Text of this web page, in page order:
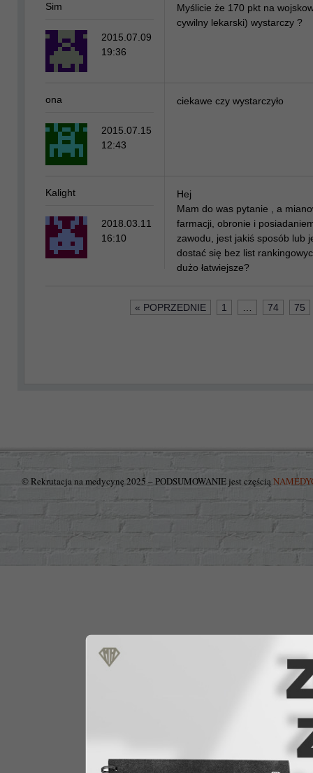
Myślicie że 170 pkt na
cywilny lekarski) wystarczy ?
Sim
2015.07.09
19:36
ciekawe czy wystarczyło
ona
2015.07.15
12:43
Hej
Mam do was pytanie , a
farmacji, obronie i
zawodu, jest jakiś sposób lub
dostać się bez list
dużo łatwiejsze?
Kalight
2018.03.11
16:10
« POPRZEDNIE 1 74 75
© Rekrutacja na medycynę 2025 – PODSUMOWANIE jest częścią